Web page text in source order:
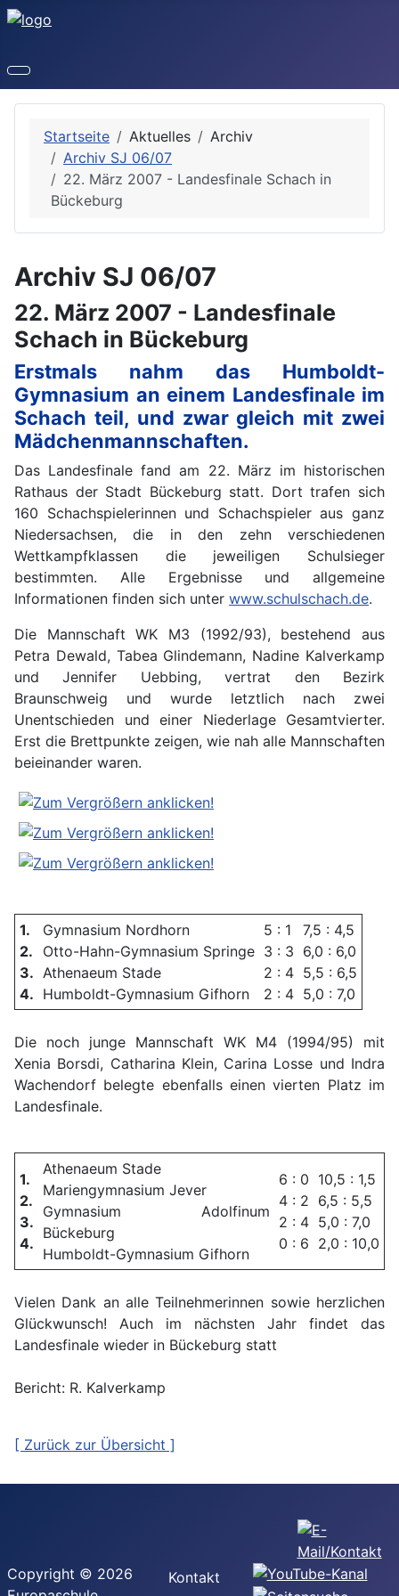
Startseite Aktuelles
Archiv
Archiv SJ 06/07
22. März 2007 - Landesfinale Schach in
Bückeburg
Archiv SJ 06/07
22. März 2007 - Landesfinale
Schach in Bückeburg
Erstmals nahm das Humboldt-
Gymnasium an einem Landesfinale im
Schach teil, und zwar gleich mit zwei
Mädchenmannschaften.
Das Landesfinale fand am 22. März im historischen
Rathaus der Stadt Bückeburg statt. Dort trafen sich
160 Schachspielerinnen und Schachspieler aus ganz
Niedersachsen, die in den zehn verschiedenen
Wettkampfklassen die jeweiligen Schulsieger
bestimmten. Alle Ergebnisse und allgemeine
Informationen finden sich unter www.schulschach.de.
Die Mannschaft WK M3 (1992/93), bestehend aus
Petra Dewald, Tabea Glindemann, Nadine Kalverkamp
und Jennifer Uebbing, vertrat den Bezirk
Braunschweig und wurde letztlich nach zwei
Unentschieden und einer Niederlage Gesamtvierter.
Erst die Brettpunkte zeigen, wie nah alle Mannschaften
beieinander waren.
1.
2.
3.
4.
Gymnasium Nordhorn
Otto-Hahn-Gymnasium Springe
Athenaeum Stade
Humboldt-Gymnasium Gifhorn
5 : 1
3 : 3
2 : 4
2 : 4
7,5 : 4,5
6,0 : 6,0
5,5 : 6,5
5,0 : 7,0
Die noch junge Mannschaft WK M4 (1994/95) mit
Xenia Borsdi, Catharina Klein, Carina Losse und Indra
Wachendorf belegte ebenfalls einen vierten Platz im
Landesfinale.
1.
2.
3.
4.
Athenaeum Stade
Mariengymnasium Jever
Gymnasium Adolfinum
Bückeburg
Humboldt-Gymnasium Gifhorn
6 : 0
4 : 2
2 : 4
0 : 6
10,5 : 1,5
6,5 : 5,5
5,0 : 7,0
2,0 : 10,0
Vielen Dank an alle Teilnehmerinnen sowie herzlichen
Glückwunsch! Auch im nächsten Jahr findet das
Landesfinale wieder in Bückeburg statt
Bericht: R. Kalverkamp
[ Zurück zur Übersicht ]
Copyright © 2026
Kontakt